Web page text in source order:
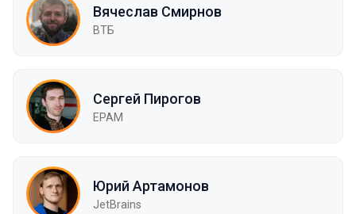
Вячеслав Смирнов
ВТБ
Сергей Пирогов
EPAM
Юрий Артамонов
JetBrains